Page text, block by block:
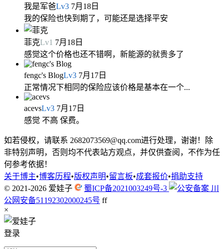
我是军爸Lv3 7月18日
我的保险也快到期了，可能还是选择平安
菲克Lv1 7月18日
感觉这个价格也还不错啊，新能源的就贵多了
fengc's BlogLv3 7月17日
正常情况下相同的保险应该价格是基本在一个...
acevsLv3 7月17日
感觉 不高 保费。
如若侵权，请联系 2682073569@qq.com进行处理，谢谢！除
非特别声明，否则均不代表站方观点，并仅供查阅，不作为任
何参考依据！
关于博主•博客历程•版权声明•留言板•成套报价•捐助支持
© 2021-2026 爱娃子 蜀ICP备2021003249号-3
川
公网安备51192302000245号 ff
×
登录